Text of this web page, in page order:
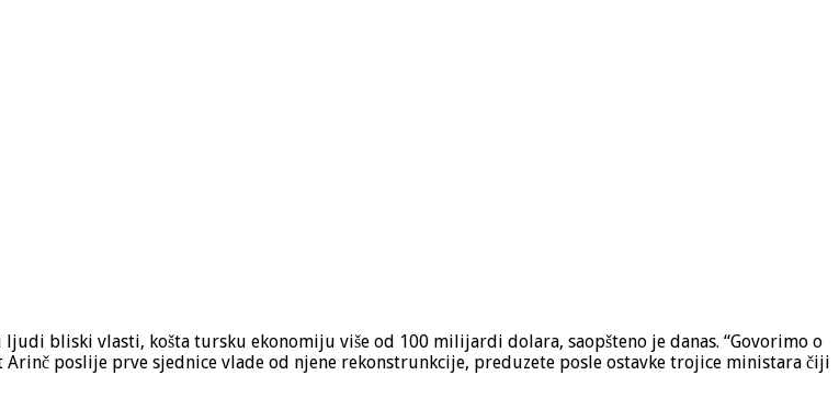
bliski vlasti, košta tursku ekonomiju više od 100 milijardi dolara, saopšteno je danas. “Govorimo o
poslije prve sjednice vlade od njene rekonstrunkcije, preduzete posle ostavke trojice ministara čiji